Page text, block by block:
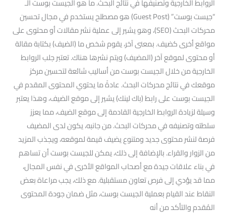
الروابط الخارجية وتصنيفها في نتائج البحث. ما هو الجيست بوست الـ
“جيست بوست” (Guest Post) هو مصطلح يستخدم في مجال تحسين
محركات البحث (SEO)، وهو يشير إلى عملية نشر مقالات أو محتوى على
مواقع أخرى كضيف. بمعنى آخر، يقوم شخص ما (الضيف) بكتابة مقالة
أو محتوى لموقع آخر (المضيف) ويتم نشرها هناك. تعتبر جلب الروابط
الخارجية من خلال الجيست بوست من أساليب شائعة لتحسين مركز
موقعك في نتائج محركات البحث. عادةً ما يحتوي المحتوى المقدم في
الجيست بوست على رابط (باك لينك) يشير إلى موقع الضيف، وهذا يعتبر
وسيلة لزيادة الروابط الخارجية القادمة إلى موقع الضيف، مما يعزز
سلطته وتصنيفه في محركات البحث. من جانبه، يكون لدى المضيف
فرصة لنشر محتوى جديد ومتنوع يضيف قيمة لموقعه، ويجذب المزيد
من الزوار والقراء. بالإضافة إلى ذلك، يمكن للجيست بوست أن تساهم
في بناء علاقات جيدة مع أصحاب المواقع الأخرى في نفس المجال،
مما قد يؤدي إلى فرص تعاون مستقبلية. مع ذلك، يجب مراعاة بعض
النقاط عند القيام بعملية الجيست بوست، مثل ضمان جودة المحتوى
المُقدم والتأكد من أنه